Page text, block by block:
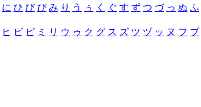
に ひ び ぴ み り う ぅ く ぐ す ず つ づ っ ぬ ふ
ヒ ビ ピ ミ リ ウ ゥ ク グ ス ズ ツ ヅ ッ ヌ フ ブ